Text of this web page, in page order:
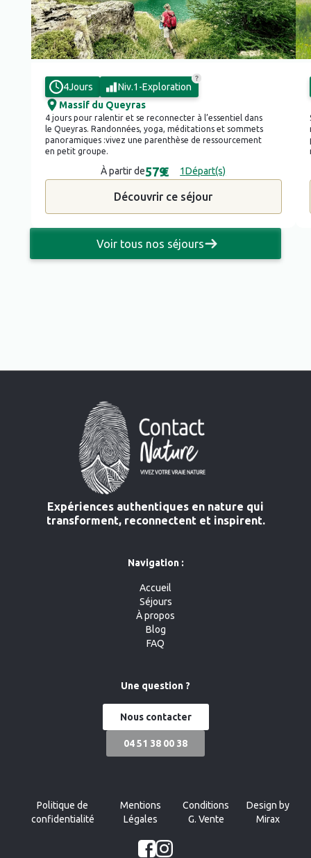
4Jours Niv.1-Exploration
Massif du Queyras
4 jours pour ralentir et se reconnecter à l’essentiel dans
le Queyras. Randonnées, yoga, méditations et sommets
panoramiques :vivez une parenthèse de ressourcement
en petit groupe.
À partir de579€ 1Départ(s)
Découvrir ce séjour
Voir tous nos séjours
Expériences authentiques en nature qui
transforment, reconnectent et inspirent.
Navigation :
Accueil
Séjours
À propos
Blog
FAQ
Une question ?
Nous contacter
04 51 38 00 38
Politique de
confidentialité
Mentions
Légales
Conditions
G. Vente
Design by
Mirax